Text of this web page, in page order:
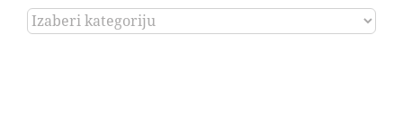
SVE
KATEGORIJE